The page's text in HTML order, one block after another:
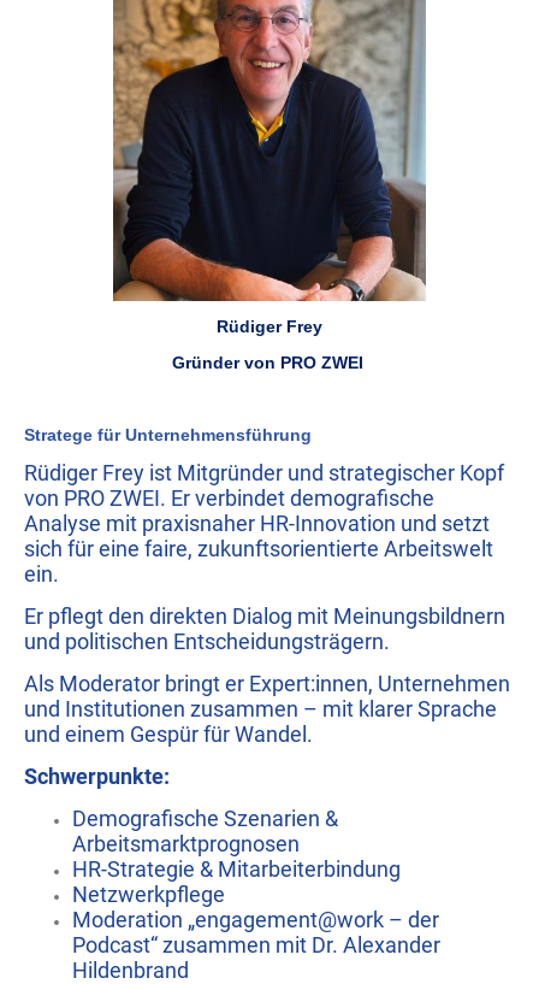
Rüdiger Frey
Gründer von PRO ZWEI
Stratege für Unternehmensführung
Rüdiger Frey ist Mitgründer und strategischer Kopf
von PRO ZWEI. Er verbindet demografische
Analyse mit praxisnaher HR-Innovation und setzt
sich für eine faire, zukunftsorientierte Arbeitswelt
ein.
Er pflegt den direkten Dialog mit Meinungsbildnern
und politischen Entscheidungsträgern.
Als Moderator bringt er Expert:innen, Unternehmen
und Institutionen zusammen – mit klarer Sprache
und einem Gespür für Wandel.
Schwerpunkte:
Demografische Szenarien &
Arbeitsmarktprognosen
HR-Strategie & Mitarbeiterbindung
Netzwerkpflege
Moderation „engagement@work – der
Podcast“ zusammen mit Dr. Alexander
Hildenbrand